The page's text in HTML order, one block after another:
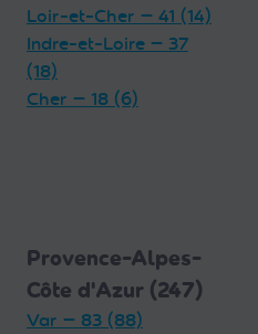
Loir-et-Cher — 41 (14)
Indre-et-Loire — 37
(18)
Cher — 18 (6)
Provence-Alpes-
Côte d'Azur (247)
Var — 83 (88)